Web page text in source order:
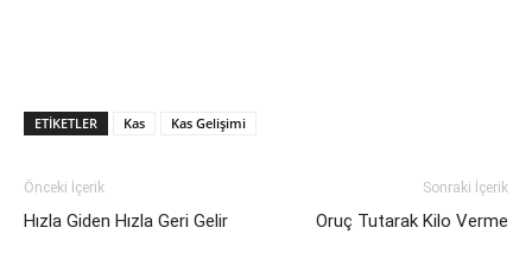
ETIKETLER Kas Kas Gelişimi
Önceki İçerik
Hızla Giden Hızla Geri Gelir
Sonraki İçerik
Oruç Tutarak Kilo Verme